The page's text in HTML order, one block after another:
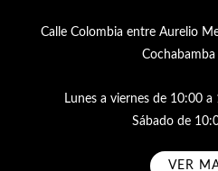
Calle Colombia entre Aurelio
Cochabamba
Lunes a viernes de 10:00
Sábado de
VER